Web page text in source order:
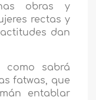
obras y
rectas y
dan
como sabrá
fatwas, que
entablar